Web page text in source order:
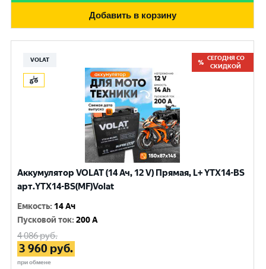
Добавить в корзину
VOLAT
СЕГОДНЯ СО
СКИДКОЙ
Аккумулятор VOLAT (14 Ач, 12 V) Прямая, L+ YTX14-BS
арт.YTX14-BS(MF)Volat
Емкость: 14 Ач
Пусковой ток:200 A
4 086руб.
3 960 руб.
при обмене